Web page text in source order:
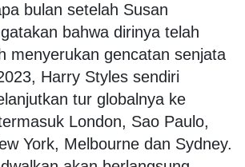
bulan setelah Susan
bahwa dirinya telah
menyerukan gencatan senjata
Harry Styles sendiri
tur globalnya ke
London, Sao Paulo,
York, Melbourne dan Sydney.